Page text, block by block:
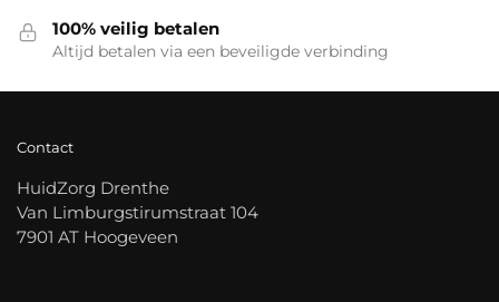
100% veilig betalen
Altijd betalen via een beveiligde verbinding
Contact
HuidZorg Drenthe
Van Limburgstirumstraat 104
7901 AT Hoogeveen